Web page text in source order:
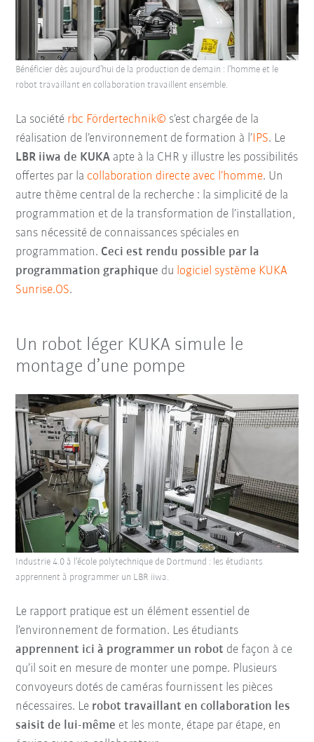
La société rbc Fördertechnik© s’est chargée de la
réalisation de l’environnement de formation à l’IPS. Le
LBR iiwa de KUKA apte à la CHR y illustre les possibilités
offertes par la collaboration directe avec l’homme. Un
autre thème central de la recherche : la simplicité de la
programmation et de la transformation de l’installation,
sans nécessité de connaissances spéciales en
programmation. Ceci est rendu possible par la
programmation graphique du logiciel système KUKA
Sunrise.OS.
Bénéficier dès aujourd’hui de la production de demain : l’homme et le
robot travaillant en collaboration travaillent ensemble.
Un robot léger KUKA simule le
montage d’une pompe
Le rapport pratique est un élément essentiel de
l’environnement de formation. Les étudiants
apprennent ici à programmer un robot de façon à ce
qu’il soit en mesure de monter une pompe. Plusieurs
convoyeurs dotés de caméras fournissent les pièces
nécessaires. Le robot travaillant en collaboration les
saisit de lui-même et les monte, étape par étape, en
Industrie 4.0 à l’école polytechnique de Dortmund : les étudiants
apprennent à programmer un LBR iiwa.